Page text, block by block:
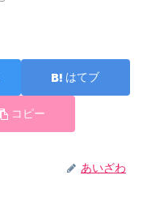
はてブ
コピー
あいざわ